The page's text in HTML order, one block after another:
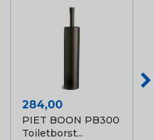
Prijs
284,00
PIET BOON PB300
Toiletborst...